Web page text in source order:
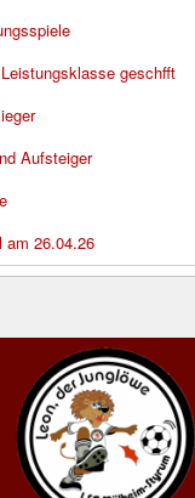
geschfft
Aufsteiger
am 26.04.26